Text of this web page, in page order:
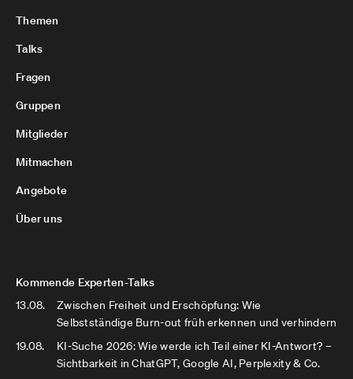
Themen
Talks
Fragen
Gruppen
Mitglieder
Mitmachen
Angebote
Über uns
Kommende Experten-Talks
13.08.
Zwischen Freiheit und Erschöpfung: Wie
Selbstständige Burn-out früh erkennen und verhindern
19.08.
KI-Suche 2026: Wie werde ich Teil einer KI-Antwort? –
Sichtbarkeit in ChatGPT, Google AI, Perplexity & Co.